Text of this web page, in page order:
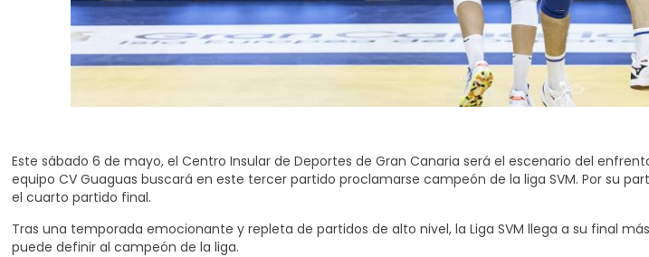
Este sábado 6 de mayo, el Centro Insular de Deportes de Gran Canaria será el escenario del
equipo CV Guaguas buscará en este tercer partido proclamarse campeón de la liga SVM. Por su
el cuarto partido final.
Tras una temporada emocionante y repleta de partidos de alto nivel, la Liga SVM llega a su final
puede definir al campeón de la liga.